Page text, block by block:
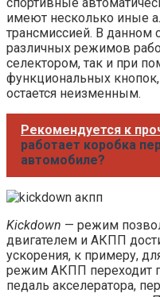
спортивные
имеют несколько иные
трансмиссией. В данном
различных режимов
селектором, так и при
функциональных
остается неизменным.
Рекомендуется к
работает коробка
автомобиле?
Kickdown — режим
двигателем и АКПП
ускорения, к примеру,
режим АКПП переходит
педаль акселератора,